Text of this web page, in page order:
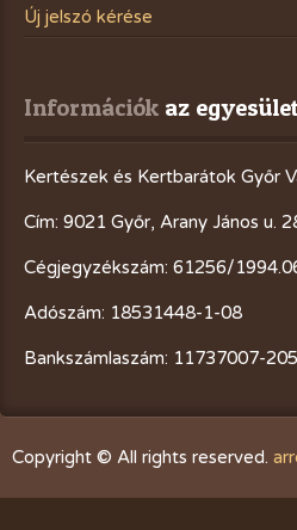
Új jelszó kérése
Információk az
Kertészek és Kertbarátok Győr
Cím: 9021 Győr, Arany János u.
Cégjegyzékszám: 61256/
Adószám: 18531448-1-08
Bankszámlaszám: 11737007-
Copyright © All rights reserved.